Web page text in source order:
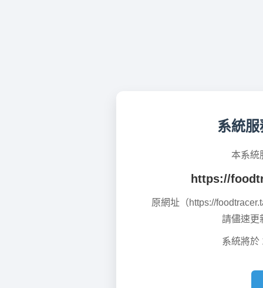
系統
本系統
https://
原網址（https://
請儘速更
系統將於